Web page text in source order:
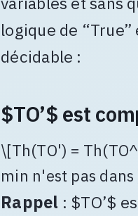
logique de
décidable :
$TO’$ est
\[Th(TO') =
min n'est pas
Rappel : $TO’$